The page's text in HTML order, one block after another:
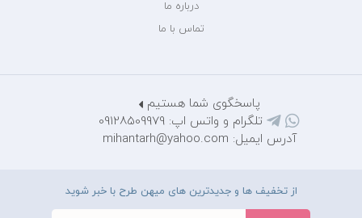
درباره ما
تماس با ما
پاسخگوی شما هستیم
تلگرام و واتس اپ: 09128509979
آدرس ایمیل: mihantarh@yahoo.com
از تخفیف ها و جدیدترین های میهن طرح با خبر شوید